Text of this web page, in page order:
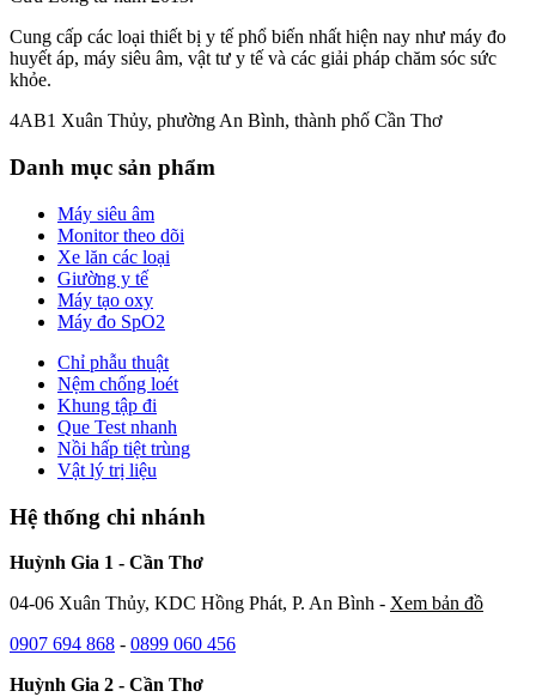
Cung cấp các loại thiết bị y tế phổ biến nhất hiện nay như máy đo
huyết áp, máy siêu âm, vật tư y tế và các giải pháp chăm sóc sức
khỏe.
4AB1 Xuân Thủy, phường An Bình, thành phố Cần Thơ
Danh mục sản phẩm
Máy siêu âm
Monitor theo dõi
Xe lăn các loại
Giường y tế
Máy tạo oxy
Máy đo SpO2
Chỉ phẫu thuật
Nệm chống loét
Khung tập đi
Que Test nhanh
Nồi hấp tiệt trùng
Vật lý trị liệu
Hệ thống chi nhánh
Huỳnh Gia 1 - Cần Thơ
04-06 Xuân Thủy, KDC Hồng Phát, P. An Bình - Xem bản đồ
0907 694 868 - 0899 060 456
Huỳnh Gia 2 - Cần Thơ